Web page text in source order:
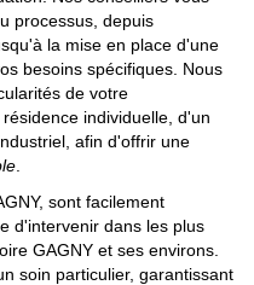
processus, depuis
la mise en place d'une
besoins spécifiques. Nous
de votre
individuelle, d'un
afin d'offrir une
sont facilement
d'intervenir dans les plus
GAGNY et ses environs.
soin particulier, garantissant